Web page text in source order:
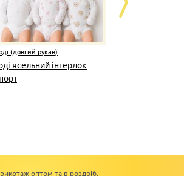
(довгий рукав)
ясельний інтерлок
оптом та в роздріб.